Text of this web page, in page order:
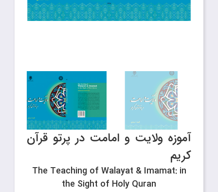
آموزه ولایت و امامت در پرتو قرآن
کریم
The Teaching of Walayat & Imamat: in
the Sight of Holy Quran